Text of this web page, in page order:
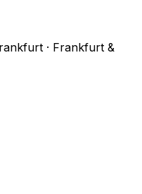
· Frankfurt &